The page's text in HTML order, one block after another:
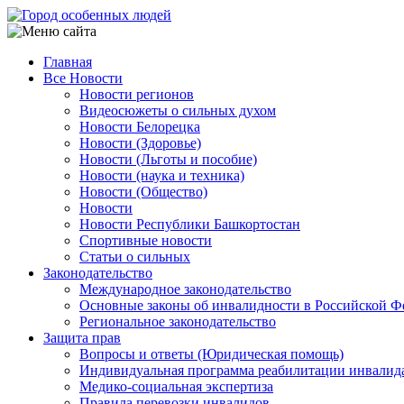
Перейти
к
содержанию
Main
navigation
Главная
Все Новости
Новости регионов
Видеосюжеты о сильных духом
Новости Белорецка
Новости (Здоровье)
Новости (Льготы и пособие)
Новости (наука и техника)
Новости (Общество)
Новости
Новости Республики Башкортостан
Спортивные новости
Статьи о сильных
Законодательство
Международное законодательство
Основные законы об инвалидности в Российской
Региональное законодательство
Защита прав
Вопросы и ответы (Юридическая помощь)
Индивидуальная программа реабилитации
Медико-социальная экспертиза